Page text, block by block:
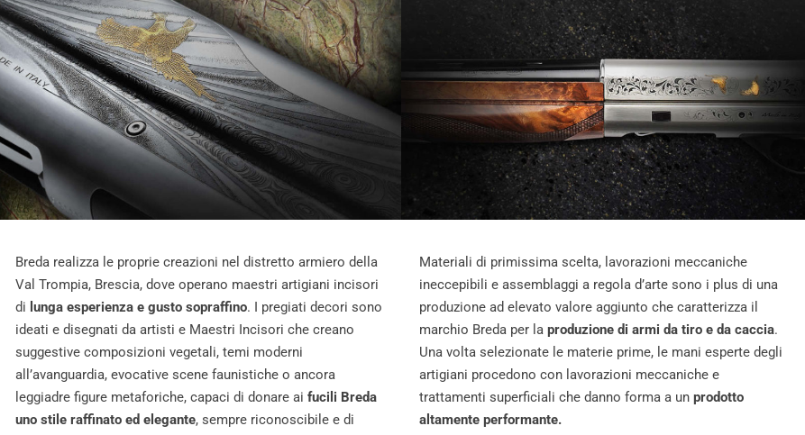
Breda realizza le proprie creazioni nel distretto armiero della
Val Trompia, Brescia, dove operano maestri artigiani incisori
di lunga esperienza e gusto sopraffino. I pregiati decori sono
ideati e disegnati da artisti e Maestri Incisori che creano
suggestive composizioni vegetali, temi moderni
all’avanguardia, evocative scene faunistiche o ancora
leggiadre figure metaforiche, capaci di donare ai fucili Breda
uno stile raffinato ed elegante, sempre riconoscibile e di
Materiali di primissima scelta, lavorazioni meccaniche
ineccepibili e assemblaggi a regola d’arte sono i plus di una
produzione ad elevato valore aggiunto che caratterizza il
marchio Breda per la produzione di armi da tiro e da caccia.
Una volta selezionate le materie prime, le mani esperte degli
artigiani procedono con lavorazioni meccaniche e
trattamenti superficiali che danno forma a un prodotto
altamente performante.